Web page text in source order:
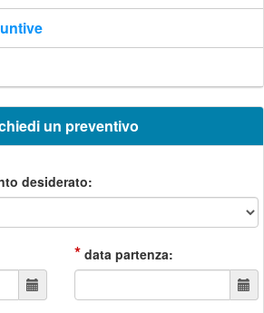
un preventivo
desiderato:
* data partenza: